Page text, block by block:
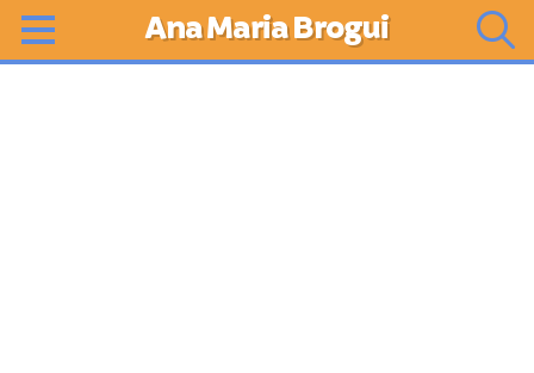
Ana Maria Brogui